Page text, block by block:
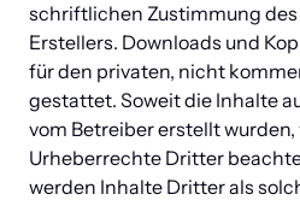
schriftlichen Zustimmung
Erstellers. Downloads und
für den privaten, nicht
gestattet. Soweit die Inhalte
vom Betreiber erstellt
Urheberrechte Dritter
werden Inhalte Dritter als